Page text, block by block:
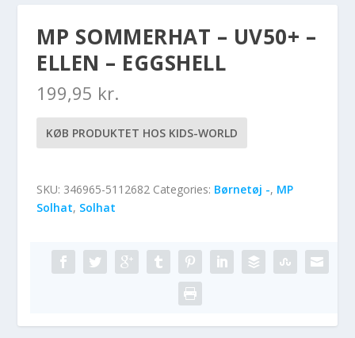
MP SOMMERHAT – UV50+ –
ELLEN – EGGSHELL
199,95 kr.
KØB PRODUKTET HOS KIDS-WORLD
SKU: 346965-5112682 Categories: Børnetøj -, MP
Solhat, Solhat